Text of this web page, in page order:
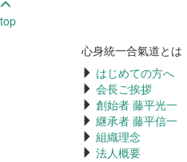
top
心身統一合氣道とは
はじめての方へ
会長ご挨拶
創始者 藤平光一
継承者 藤平信一
組織理念
法人概要